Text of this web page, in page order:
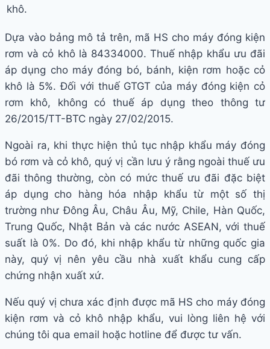
khô.
Dựa vào bảng mô tả trên, mã HS cho máy đóng kiện
rơm và cỏ khô là 84334000. Thuế nhập khẩu ưu đãi
áp dụng cho máy đóng bó, bánh, kiện rơm hoặc cỏ
khô là 5%. Đối với thuế GTGT của máy đóng kiện cỏ
rơm khô, không có thuế áp dụng theo thông tư
26/2015/TT-BTC ngày 27/02/2015.
Ngoài ra, khi thực hiện thủ tục nhập khẩu máy đóng
bó rơm và cỏ khô, quý vị cần lưu ý rằng ngoài thuế ưu
đãi thông thường, còn có mức thuế ưu đãi đặc biệt
áp dụng cho hàng hóa nhập khẩu từ một số thị
trường như Đông Âu, Châu Âu, Mỹ, Chile, Hàn Quốc,
Trung Quốc, Nhật Bản và các nước ASEAN, với thuế
suất là 0%. Do đó, khi nhập khẩu từ những quốc gia
này, quý vị nên yêu cầu nhà xuất khẩu cung cấp
chứng nhận xuất xứ.
Nếu quý vị chưa xác định được mã HS cho máy đóng
kiện rơm và cỏ khô nhập khẩu, vui lòng liên hệ với
chúng tôi qua email hoặc hotline để được tư vấn.